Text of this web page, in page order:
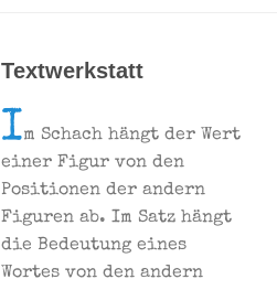
Textwerkstatt
Im Schach hängt der Wert
einer Figur von den
Positionen der andern
Figuren ab. Im Satz hängt
die Bedeutung eines
Wortes von den andern